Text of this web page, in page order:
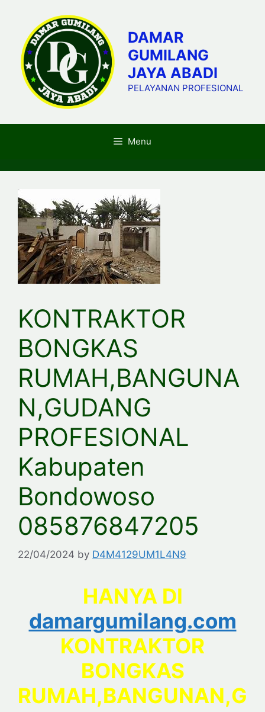
content
DAMAR
GUMILANG
JAYA ABADI
PELAYANAN PROFESIONAL
Menu
KONTRAKTOR
BONGKAS
RUMAH,BANGUNA
N,GUDANG
PROFESIONAL
Kabupaten
Bondowoso
085876847205
22/04/2024 by D4M4129UM1L4N9
HANYA DI
damargumilang.com
KONTRAKTOR
BONGKAS
RUMAH,BANGUNAN,G